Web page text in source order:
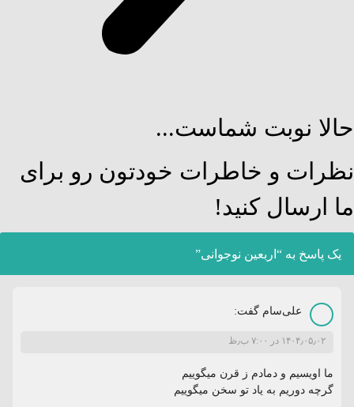
حالا نوبت شماست...
نظرات و خاطرات خودتون رو برای
ما ارسال کنید!
یک پاسخ به “اربعین نوجوانی”
علی‌سام گفت:
۱۴۰۴٫۰۵٫۰۲ در ۷:۰۰ ب٫ظ
ما اويسيم و دمادم ز قرن ميگوييم
گرچه دوريم به ياد تو سخن ميگوييم